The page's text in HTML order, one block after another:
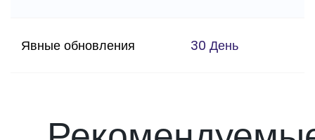
Явные обновления 30 День